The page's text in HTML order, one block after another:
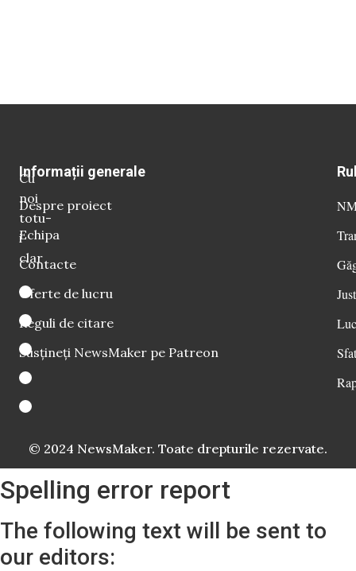
Cu
noi
totu-
i
clar
Informații generale
Despre proiect
Echipa
Contacte
Oferte de lucru
Reguli de citare
Susțineți NewsMaker pe Patreon
© 2024 NewsMaker. Toate drepturile rezervate.
Spelling error report
The following text will be sent to
our editors: